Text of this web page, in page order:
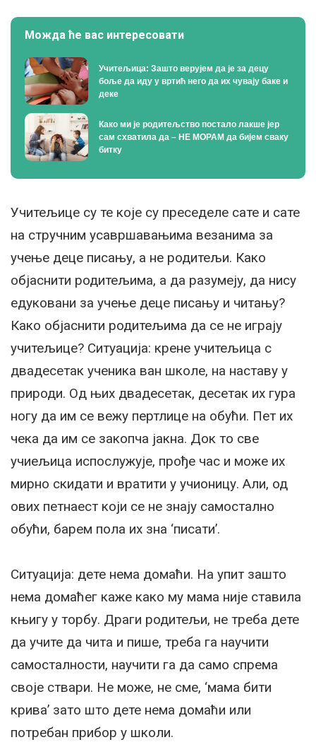
Можда ће вас интересовати
Учитељица: Зашто верујем да је за децу
боље да иду у вртић него да их чувају баке и
деке
Како ми је родитељство постало лакше јер
сам схватила да – НЕ МОРАМ да бијем сваку
битку
Учитељице су те које су преседеле сате и сате
на стручним усавршавањима везанима за
учење деце писању, а не родитељи. Како
објаснити родитељима, а да разумеју, да нису
едуковани за учење деце писању и читању?
Како објаснити родитељима да се не играју
учитељице? Ситуација: крене учитељица с
двадесетак ученика ван школе, на наставу у
природи. Од њих двадесетак, десетак их гура
ногу да им се вежу пертлице на обући. Пет их
чека да им се закопча јакна. Док то све
учиељица испослужује, прође час и може их
мирно скидати и вратити у учионицу. Али, од
ових петнаест који се не знају самостално
обући, барем пола их зна ‘писати’.
Ситуација: дете нема домаћи. На упит зашто
нема домаћег каже како му мама није ставила
књигу у торбу. Драги родитељи, не треба дете
да учите да чита и пише, треба га научити
самосталности, научити га да само спрема
своје ствари. Не може, не сме, ‘мама бити
крива’ зато што дете нема домаћи или
потребан прибор у школи.